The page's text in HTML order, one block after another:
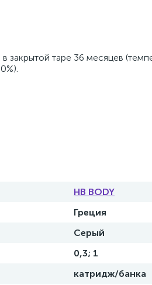
закрытой таре 36 месяцев
HB BODY
Греция
Серый
0,3; 1
катридж/банка